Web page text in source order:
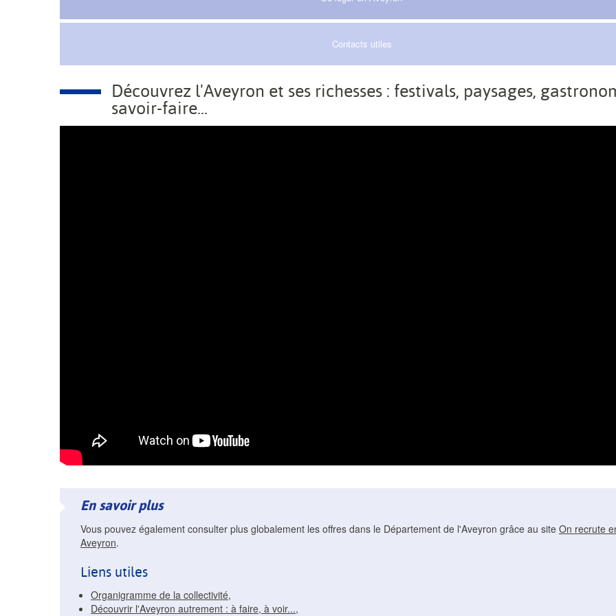
Contacts utiles
Découvrez l'Aveyron et ses richesses : festivals, paysages,
savoir-faire...
En savoir plus
Vous pouvez également consulter plus globalement les offres dans le Département de l'Aveyron grâce au site On recrute
Aveyron.
Liens utiles
Organigramme de la collectivité,
Découvrir l'Aveyron autrement : à faire, à voir...,